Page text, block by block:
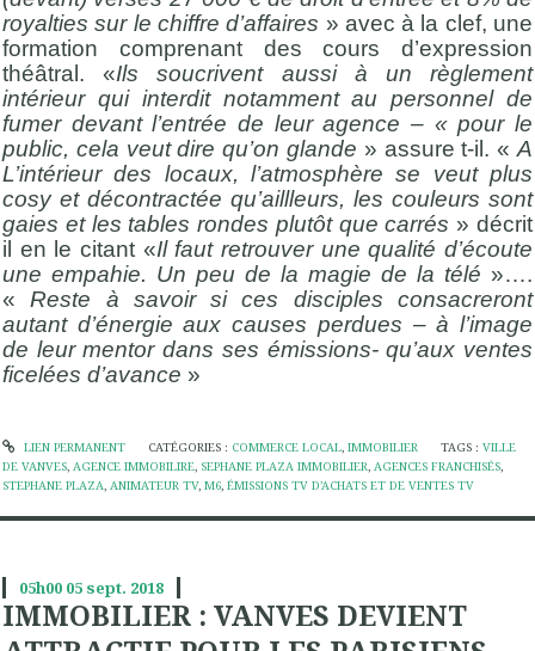
royalties sur le chiffre d’affaires » avec à la clef, une
formation comprenant des cours d’expression
théâtral. «Ils soucrivent aussi à un règlement
intérieur qui interdit notamment au personnel de
fumer devant l’entrée de leur agence – « pour le
public, cela veut dire qu’on glande » assure t-il. «A
L’intérieur des locaux, l’atmosphère se veut plus
cosy et décontractée qu’aillleurs, les couleurs sont
gaies et les tables rondes plutôt que carrés » décrit
il en le citant «Il faut retrouver une qualité d’écoute
une empahie. Un peu de la magie de la télé »….
«Reste à savoir si ces disciples consacreront
autant d’énergie aux causes perdues – à l’image
de leur mentor dans ses émissions- qu’aux ventes
ficelées d’avance »
LIEN PERMANENT CATÉGORIES : COMMERCE LOCAL, IMMOBILIER TAGS :VILLE
DE VANVES, AGENCE IMMOBILIRE, SEPHANE PLAZA IMMOBILIER, AGENCES FRANCHISÉS,
STEPHANE PLAZA, ANIMATEUR TV, M6, ÉMISSIONS TV D’ACHATS ET DE VENTES TV
05h00 05 sept. 2018
IMMOBILIER : VANVES DEVIENT